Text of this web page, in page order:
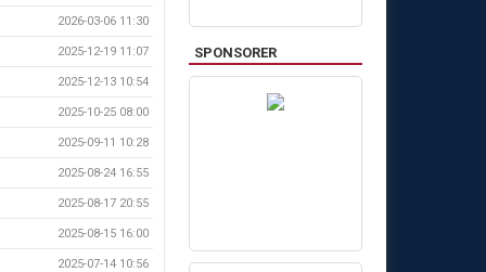
2026-03-06 11:30
2025-12-19 11:07
2025-12-13 10:54
2025-10-25 08:00
2025-09-11 10:28
2025-08-24 16:55
2025-08-17 20:55
2025-08-15 16:00
2025-07-14 10:56
SPONSORER